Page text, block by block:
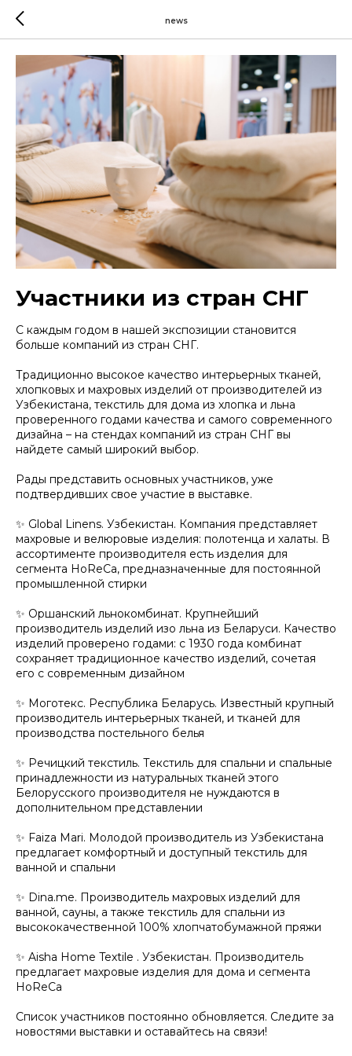
news
Участники из стран СНГ
С каждым годом в нашей экспозиции становится
больше компаний из стран СНГ.
Традиционно высокое качество интерьерных тканей,
хлопковых и махровых изделий от производителей из
Узбекистана, текстиль для дома из хлопка и льна
проверенного годами качества и самого современного
дизайна – на стендах компаний из стран СНГ вы
найдете самый широкий выбор.
Рады представить основных участников, уже
подтвердивших свое участие в выставке.
✨ Global Linens. Узбекистан. Компания представляет
махровые и велюровые изделия: полотенца и халаты. В
ассортименте производителя есть изделия для
сегмента HoReCa, предназначенные для постоянной
промышленной стирки
✨ Оршанский льнокомбинат. Крупнейший
производитель изделий изо льна из Беларуси. Качество
изделий проверено годами: с 1930 года комбинат
сохраняет традиционное качество изделий, сочетая
его с современным дизайном
✨ Моготекс. Республика Беларусь. Известный крупный
производитель интерьерных тканей, и тканей для
производства постельного белья
✨ Речицкий текстиль. Текстиль для спальни и спальные
принадлежности из натуральных тканей этого
Белорусского производителя не нуждаются в
дополнительном представлении
✨ Faiza Mari. Молодой производитель из Узбекистана
предлагает комфортный и доступный текстиль для
ванной и спальни
✨ Dina.me. Производитель махровых изделий для
ванной, сауны, а также текстиль для спальни из
высококачественной 100% хлопчатобумажной пряжи
✨ Aisha Home Textile . Узбекистан. Производитель
предлагает махровые изделия для дома и сегмента
HoReCa
Список участников постоянно обновляется. Следите за
новостями выставки и оставайтесь на связи!